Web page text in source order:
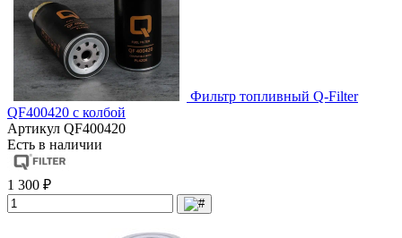
Фильтр топливный Q-Filter
QF400420 с колбой
Артикул QF400420
Есть в наличии
1 300 ₽